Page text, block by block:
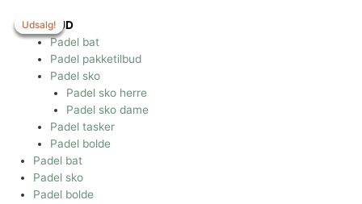
indholdet
TILBUD
Padel bat
Padel pakketilbud
Padel sko
Padel sko herre
Padel sko dame
Padel tasker
Padel bolde
Padel bat
Padel sko
Padel bolde
Udsalg!
Udsalg!
Udsalg!
Udsalg!